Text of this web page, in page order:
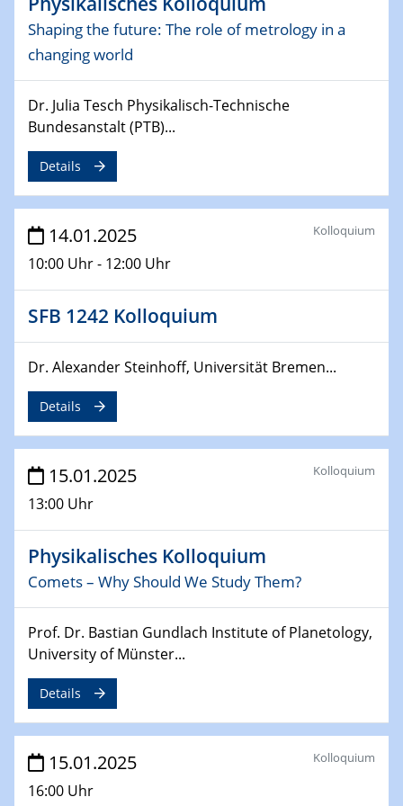
06.02.2025
Sfb-trr247-all Seminar
10.02.2025 - 11.02.2025
Sfb-trr247-all Workshop
UnOCat
11.02.2025
11.02.2025
11.02.2025
Natural Water to H2
12.02.2025 - 14.02.2025
Sfb-trr247-all Annual Meeting
24.02.2025
CENIDE-BGU Seminar
WIN & CENIDE Seminar Series on 2D-
MATURE
27.02.2025
Sfb-trr247-all Seminar
18.03.2025 - 19.03.2025
Kooperationsseminar
Elektrolyse/Brennstoffzelle
21.03.2025
EIC Pathfinder
Shaping the future: The role of metrology in a
changing world
Dr. Julia Tesch Physikalisch-Technische
Bundesanstalt (PTB)...
Details
14.01.2025
10:00 Uhr - 12:00 Uhr
Kolloquium
SFB 1242 Kolloquium
Dr. Alexander Steinhoff, Universität Bremen...
Details
15.01.2025
13:00 Uhr
Kolloquium
Physikalisches Kolloquium
Comets – Why Should We Study Them?
Prof. Dr. Bastian Gundlach Institute of Planetology,
University of Münster...
Details
15.01.2025
16:00 Uhr
Kolloquium